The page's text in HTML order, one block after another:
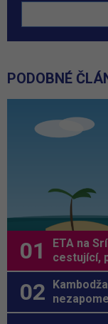
PODOBNÉ
ETA na
cestující,